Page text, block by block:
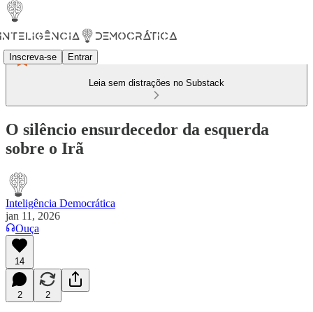
Inscreva-se Entrar
Leia sem distrações no Substack
O silêncio ensurdecedor da esquerda
sobre o Irã
Inteligência Democrática
jan 11, 2026
Ouça
14
2 2